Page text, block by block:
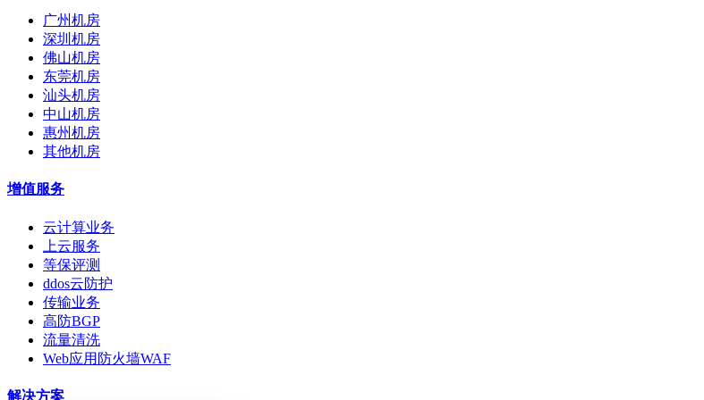
广州机房
深圳机房
佛山机房
东莞机房
汕头机房
中山机房
惠州机房
其他机房
增值服务
云计算业务
上云服务
等保评测
ddos云防护
传输业务
高防BGP
流量清洗
Web应用防火墙WAF
解决方案